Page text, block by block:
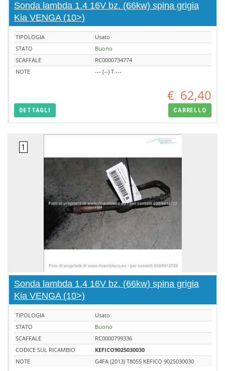
Sonda lambda 1.4 16V bz. (66kw) spina grigia
Kia VENGA (10>)
TIPOLOGIA
Usato
STATO
Buono
SCAFFALE
RC0000734774
NOTE
--- (--) T ---
€ 62,40
DETTAGLI CARRELLO
Sonda lambda 1.4 16V bz. (66kw) spina grigia
Kia VENGA (10>)
TIPOLOGIA
Usato
STATO
Buono
SCAFFALE
RC0000799336
CODICE SUL RICAMBIO
KEFICO9025030030
NOTE
G4FA (2013) T8055 KEFICO 9025030030